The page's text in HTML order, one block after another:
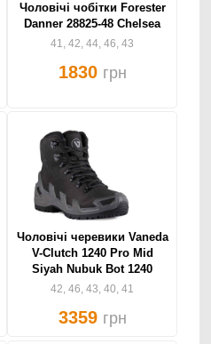
Чоловічі чобітки Forester
Danner 28825-48 Chelsea
41, 42, 44, 46, 43
1830 грн
Чоловічі черевики Vaneda
V-Clutch 1240 Pro Mid
Siyah Nubuk Bot 1240
42, 46, 43, 40, 41
3359 грн